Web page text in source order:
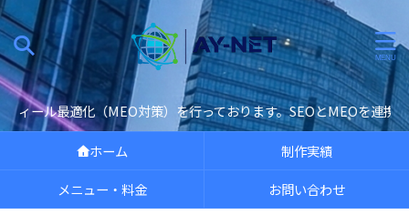
ります。SEOとMEOを連携し検索エンジンから集客力を手に入
ホーム
制作実績
メニュー・料金
お問い合わせ